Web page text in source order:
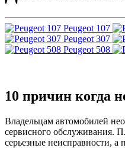
Peugeot 107
Peugeot 307
Peugeot 508
10 причин когда
Владельцам автомобилей
сервисного обслуживания.
серьезные неисправности,